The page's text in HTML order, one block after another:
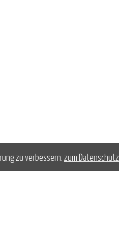
zu verbessern.zum Datenschutz